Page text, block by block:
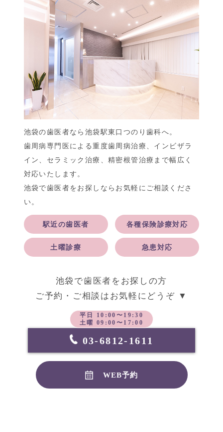
池袋の歯医者なら池袋駅東口つのり歯科へ。
歯周病専門医による重度歯周病治療、インビザラ
イン、セラミック治療、精密根管治療まで幅広く
対応いたします。
池袋で歯医者をお探しならお気軽にご相談くださ
い。
駅近の歯医者 各種保険診療対応
土曜診療 急患対応
池袋で歯医者をお探しの方
ご予約・ご相談はお気軽にどうぞ ▼
平日 10:00〜19:30
土曜 09:00〜17:00
03-6812-1611
WEB予約